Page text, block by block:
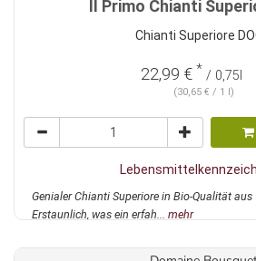
Il Primo Chianti
Chianti Superiore
22,99 € * / 0,75l
(30,65 € / 1 l)
Genialer Chianti Superiore in Bio-Qualität aus
Erstaunlich, was ein erfah... mehr